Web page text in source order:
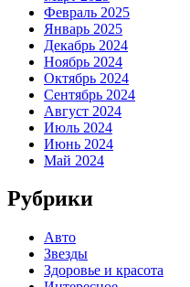
Февраль 2025
Январь 2025
Декабрь 2024
Ноябрь 2024
Октябрь 2024
Сентябрь 2024
Август 2024
Июль 2024
Июнь 2024
Май 2024
Рубрики
Авто
Звезды
Здоровье и красота